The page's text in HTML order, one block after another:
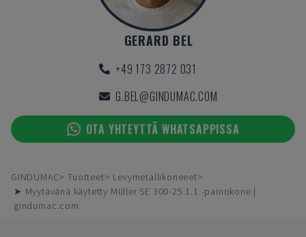
GERARD BEL
+49 173 2872 031
G.BEL@GINDUMAC.COM
OTA YHTEYTTÄ WHATSAPPISSA
GINDUMAC Tuotteet
Levymetallikoneeet
➤ Myytävänä käytetty Müller SE 300-25.1.1 -painokone |
gindumac.com